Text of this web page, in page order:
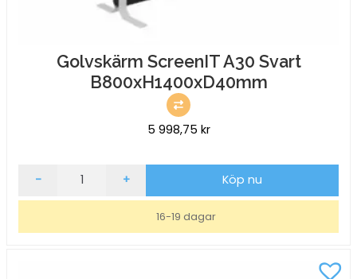
Golvskärm ScreenIT A30 Svart
B800xH1400xD40mm
5 998,75 kr
Golvskärm
- + Köp nu
16-19 dagar